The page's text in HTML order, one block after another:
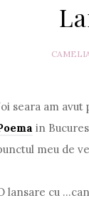
seara am
in
meu de
lansare cu